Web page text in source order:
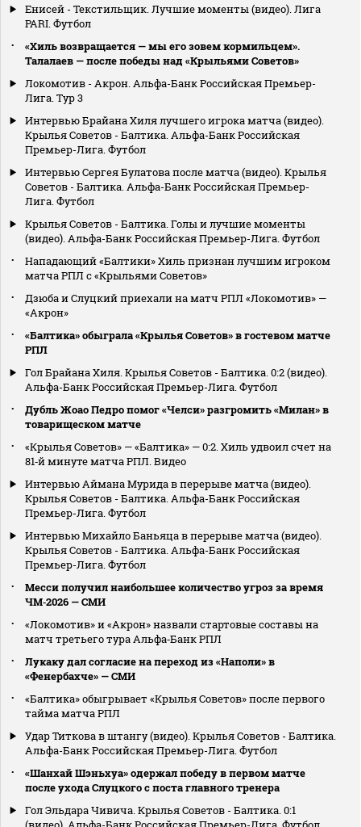
Енисей - Текстильщик. Лучшие моменты (видео). Лига
PARI. Футбол
«Хиль возвращается — мы его зовем кормильцем».
Талалаев — после победы над «Крыльями Советов»
Локомотив - Акрон. Альфа-Банк Российская Премьер-
Лига. Тур 3
Интервью Брайана Хиля лучшего игрока матча (видео).
Крылья Советов - Балтика. Альфа-Банк Российская
Премьер-Лига. Футбол
Интервью Сергея Булатова после матча (видео). Крылья
Советов - Балтика. Альфа-Банк Российская Премьер-
Лига. Футбол
Крылья Советов - Балтика. Голы и лучшие моменты
(видео). Альфа-Банк Российская Премьер-Лига. Футбол
Нападающий «Балтики» Хиль признан лучшим игроком
матча РПЛ с «Крыльями Советов»
Дзюба и Слуцкий приехали на матч РПЛ «Локомотив» —
«Акрон»
«Балтика» обыграла «Крылья Советов» в гостевом матче
РПЛ
Гол Брайана Хиля. Крылья Советов - Балтика. 0:2 (видео).
Альфа-Банк Российская Премьер-Лига. Футбол
Дубль Жоао Педро помог «Челси» разгромить «Милан» в
товарищеском матче
«Крылья Советов» — «Балтика» — 0:2. Хиль удвоил счет на
81‑й минуте матча РПЛ. Видео
Интервью Аймана Мурида в перерыве матча (видео).
Крылья Советов - Балтика. Альфа-Банк Российская
Премьер-Лига. Футбол
Интервью Михайло Баньяца в перерыве матча (видео).
Крылья Советов - Балтика. Альфа-Банк Российская
Премьер-Лига. Футбол
Месси получил наибольшее количество угроз за время
ЧМ‑2026 — СМИ
«Локомотив» и «Акрон» назвали стартовые составы на
матч третьего тура Альфа‑Банк РПЛ
Лукаку дал согласие на переход из «Наполи» в
«Фенербахче» — СМИ
«Балтика» обыгрывает «Крылья Советов» после первого
тайма матча РПЛ
Удар Титкова в штангу (видео). Крылья Советов - Балтика.
Альфа-Банк Российская Премьер-Лига. Футбол
«Шанхай Шэньхуа» одержал победу в первом матче
после ухода Слуцкого с поста главного тренера
Гол Эльдара Чивича. Крылья Советов - Балтика. 0:1